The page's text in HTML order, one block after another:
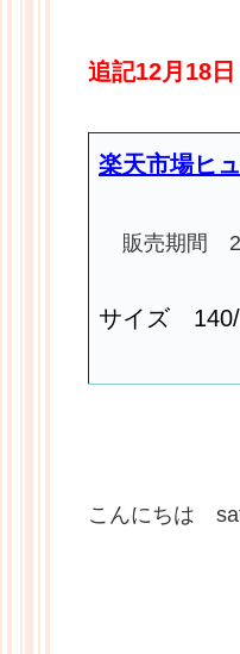
追記12月18日
楽天市場ヒ
販売期間
サイズ 140/
こんにちは